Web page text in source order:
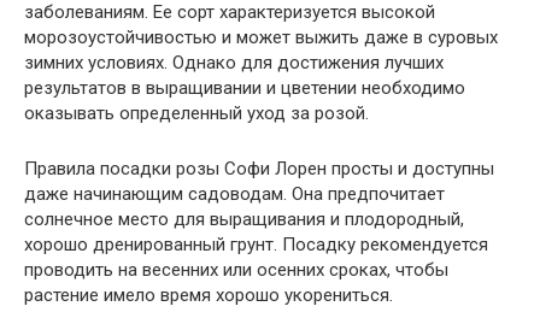
заболеваниям. Ее сорт характеризуется высокой
морозоустойчивостью и может выжить даже в суровых
зимних условиях. Однако для достижения лучших
результатов в выращивании и цветении необходимо
оказывать определенный уход за розой.
Правила посадки розы Софи Лорен просты и доступны
даже начинающим садоводам. Она предпочитает
солнечное место для выращивания и плодородный,
хорошо дренированный грунт. Посадку рекомендуется
проводить на весенних или осенних сроках, чтобы
растение имело время хорошо укорениться.